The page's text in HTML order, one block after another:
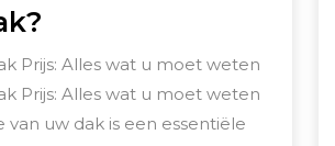
Prijs
van
Dakisolatie:
Prijs: Alles wat u moet weten
Prijs: Alles wat u moet weten
van uw dak is een essentiële